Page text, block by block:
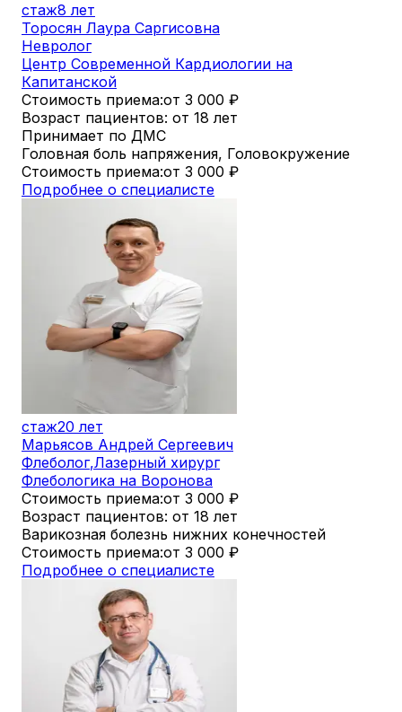
стаж8 лет
Торосян Лаура Саргисовна
Невролог
Центр Современной Кардиологии на
Капитанской
Стоимость приема:от 3 000 ₽
Возраст пациентов: от 18 лет
Принимает по ДМС
Головная боль напряжения, Головокружение
Стоимость приема:от 3 000 ₽
Подробнее о специалисте
стаж20 лет
Марьясов Андрей Сергеевич
Флеболог,Лазерный хирург
Флебологика на Воронова
Стоимость приема:от 3 000 ₽
Возраст пациентов: от 18 лет
Варикозная болезнь нижних конечностей
Стоимость приема:от 3 000 ₽
Подробнее о специалисте